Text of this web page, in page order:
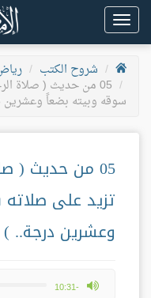
Toggle
navigation
شروح الكتب
05 من حديث ( صلاة
سوقه وبيته بضعاً
05 من حديث (
تزيد على
وعشرين درجة.. )
-10:31
max volume